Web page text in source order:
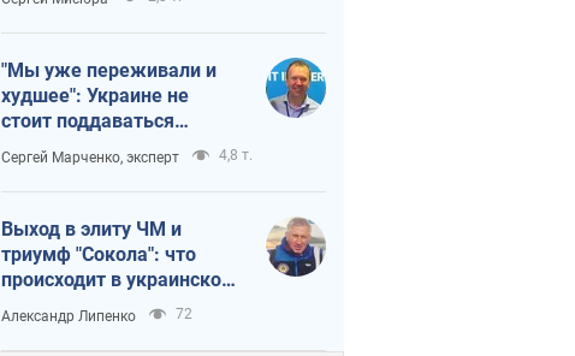
"Мы уже переживали и
худшее": Украине не
стоит поддаваться
отчаянию из-за
ракетного террора
Сергей Марченко, эксперт 4,8 т.
Выход в элиту ЧМ и
триумф "Сокола": что
происходит в украинском
хоккее
Александр Липенко 72